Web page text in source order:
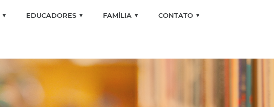
▼ EDUCADORES ▼ FAMÍLIA ▼ CONTATO ▼